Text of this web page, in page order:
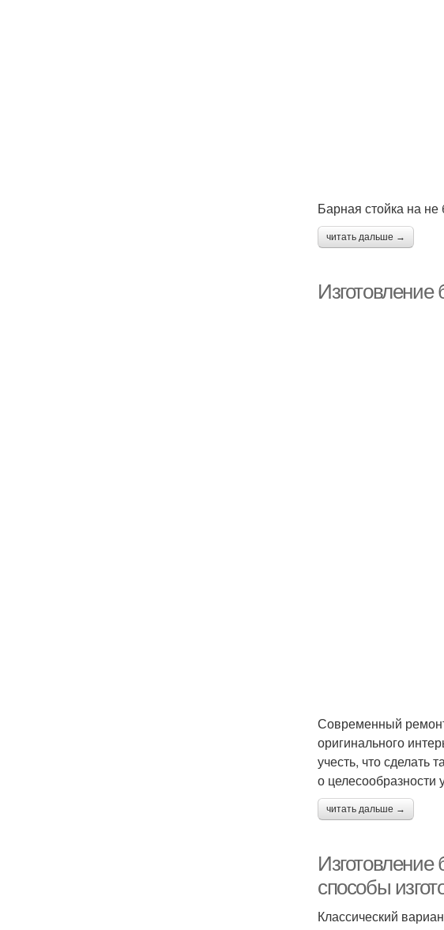
Барная стойка на
читать дальше →
Изготовление
Современный
оригинального
учесть, что сделать
о целесообразности
читать дальше →
Изготовление
способы
Классический